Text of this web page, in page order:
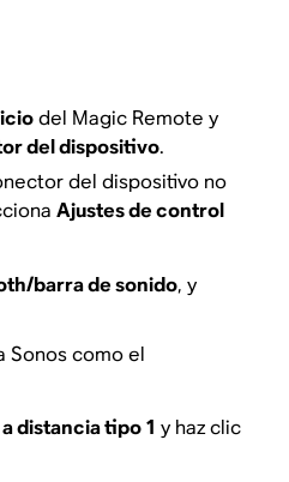
del Magic Remote y
del dispositivo.
del dispositivo no
Ajustes de control
barra de sonido, y
Sonos como el
distancia tipo 1 y haz clic